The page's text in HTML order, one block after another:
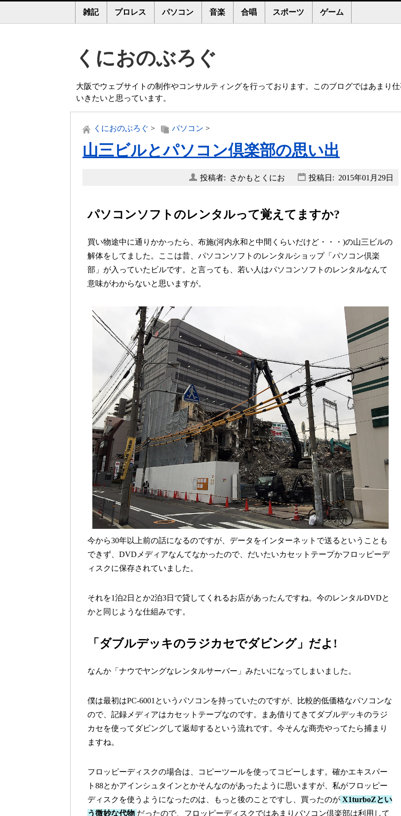
雑記 プロレス パソコン 音楽 合唱 スポーツ ゲーム
くにおのぶろぐ
大阪でウェブサイトの制作やコンサルティングを行っております。このブログではあまり
いきたいと思っています。
くにおのぶろぐ > パソコン >
山三ビルとパソコン倶楽部の思い出
投稿者: さかもとくにお 投稿日: 2015年01月29日
パソコンソフトのレンタルって覚えてますか?
買い物途中に通りかかったら、布施(河内永和と中間くらいだけど・・・)の山三ビルの
解体をしてました。ここは昔、パソコンソフトのレンタルショップ「パソコン倶楽
部」が入っていたビルです。と言っても、若い人はパソコンソフトのレンタルなんて
意味がわからないと思いますが。
今から30年以上前の話になるのですが、データをインターネットで送るということも
できず、DVDメディアなんてなかったので、だいたいカセットテープかフロッピーデ
ィスクに保存されていました。
それを1泊2日とか2泊3日で貸してくれるお店があったんですね。今のレンタルDVDと
かと同じような仕組みです。
「ダブルデッキのラジカセでダビング」だよ!
なんか「ナウでヤングなレンタルサーバー」みたいになってしまいました。
僕は最初はPC-6001というパソコンを持っていたのですが、比較的低価格なパソコンな
ので、記録メディアはカセットテープなのです。まあ借りてきてダブルデッキのラジ
カセを使ってダビングして返却するという流れです。今そんな商売やってたら捕まり
ますね。
フロッピーディスクの場合は、コピーツールを使ってコピーします。確かエキスパー
ト88とかアインシュタインとかそんなのがあったように思いますが、私がフロッピー
ディスクを使うようになったのは、もっと後のことですし、買ったのが X1turboZとい
う微妙な代物 だったので、フロッピーディスクではあまりパソコン倶楽部は利用して